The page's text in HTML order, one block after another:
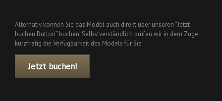
Alternativ können Sie das Model auch direkt über unseren “Jetzt
buchen Button” buchen. Selbstverständlich prüfen wir in dem Zuge
kurzfristig die Verfügbarkeit des Models für Sie!
Jetzt buchen!